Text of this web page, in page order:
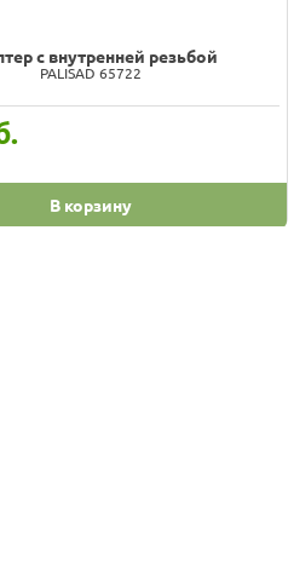
с внутренней резьбой
PALISAD 65722
В корзину